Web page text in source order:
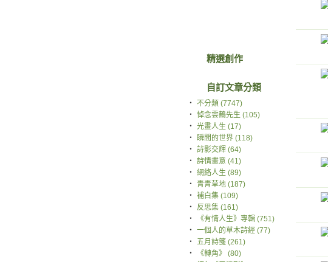
精選創作
自訂文章分類
‧ 不分類 (7747)
‧ 悼念雲鶴先生 (105)
‧ 光畫人生 (17)
‧
瞬間的世界 (118)
‧ 詩影交輝 (64)
‧ 詩情畫意 (41)
‧ 網絡人生 (89)
‧ 青青草地 (187)
‧ 補白集 (109)
‧
反思集 (161)
‧
《有情人生》專輯 (751)
‧ 一個人的草木詩經 (77)
‧ 五月詩箋 (261)
‧
《轉角》 (80)